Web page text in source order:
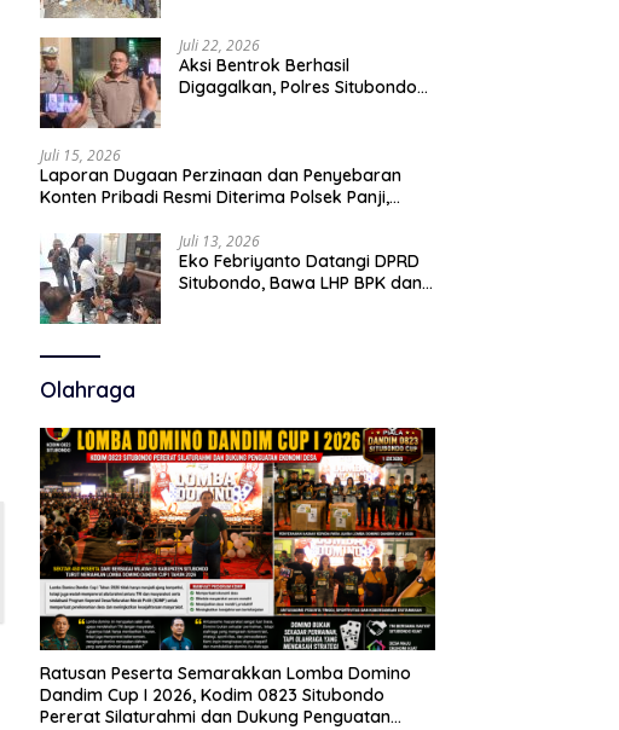
Juli 22, 2026
Aksi Bentrok Berhasil
Digagalkan, Polres Situbondo
Juli 15, 2026
Laporan Dugaan Perzinaan dan Penyebaran
Konten Pribadi Resmi Diterima Polsek Panji,
Juli 13, 2026
Eko Febriyanto Datangi DPRD
Situbondo, Bawa LHP BPK dan
Olahraga
Ratusan Peserta Semarakkan Lomba Domino
Dandim Cup I 2026, Kodim 0823 Situbondo
Pererat Silaturahmi dan Dukung Penguatan